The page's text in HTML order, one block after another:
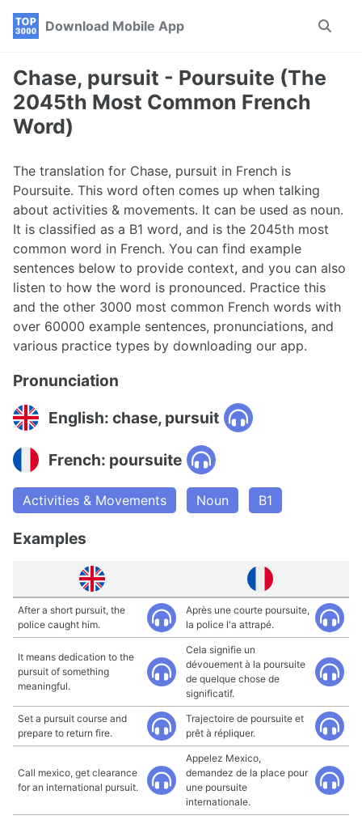
Skip
navigation
Skip
Skip
Download Mobile App
Toggle
Chase, pursuit - Poursuite (The
2045th Most Common French
Word)
The translation for Chase, pursuit in French is
Poursuite. This word often comes up when talking
about activities & movements. It can be used as noun.
It is classified as a B1 word, and is the 2045th most
common word in French. You can find example
sentences below to provide context, and you can also
listen to how the word is pronounced. Practice this
and the other 3000 most common French words with
over 60000 example sentences, pronunciations, and
various practice types by downloading our app.
Pronunciation
English: chase, pursuit
French: poursuite
Activities & Movements Noun B1
Examples
After a short pursuit, the
police caught him.
Après une courte poursuite,
la police l'a attrapé.
It means dedication to the
pursuit of something
meaningful.
Cela signifie un
dévouement à la poursuite
de quelque chose de
significatif.
Set a pursuit course and
prepare to return fire.
Trajectoire de poursuite et
prêt à répliquer.
Call mexico, get clearance
for an international pursuit.
Appelez Mexico,
demandez de la place pour
une poursuite
internationale.